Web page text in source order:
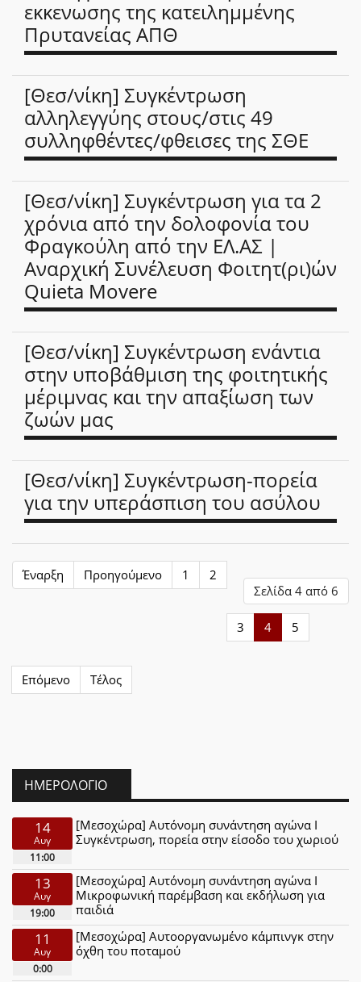
εκκενωσης της κατειλημμένης
Πρυτανείας ΑΠΘ
[Θεσ/νίκη] Συγκέντρωση
αλληλεγγύης στους/στις 49
συλληφθέντες/φθεισες της ΣΘΕ
[Θεσ/νίκη] Συγκέντρωση για τα 2
χρόνια από την δολοφονία του
Φραγκούλη από την ΕΛ.ΑΣ |
Αναρχική Συνέλευση Φοιτητ(ρι)ών
Quieta Movere
[Θεσ/νίκη] Συγκέντρωση ενάντια
στην υποβάθμιση της φοιτητικής
μέριμνας και την απαξίωση των
ζωών μας
[Θεσ/νίκη] Συγκέντρωση-πορεία
για την υπεράσπιση του ασύλου
Σελίδα 4 από 6
Έναρξη Προηγούμενο 1 2
3 4 5
Επόμενο Τέλος
ΗΜΕΡΟΛΌΓΙΟ
14
Αυγ
11:00
[Μεσοχώρα] Αυτόνομη συνάντηση αγώνα Ι
Συγκέντρωση, πορεία στην είσοδο του χωριού
13
Αυγ
19:00
[Μεσοχώρα] Αυτόνομη συνάντηση αγώνα Ι
Μικροφωνική παρέμβαση και εκδήλωση για
παιδιά
11
Αυγ
0:00
[Μεσοχώρα] Αυτοοργανωμένο κάμπινγκ στην
όχθη του ποταμού